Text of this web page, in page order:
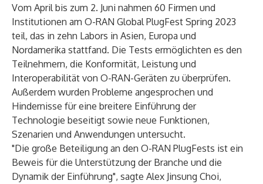
Vom April bis zum 2. Juni nahmen 60 Firmen und
Institutionen am O-RAN Global PlugFest Spring 2023
teil, das in zehn Labors in Asien, Europa und
Nordamerika stattfand. Die Tests ermöglichten es den
Teilnehmern, die Konformität, Leistung und
Interoperabilität von O-RAN-Geräten zu überprüfen.
Außerdem wurden Probleme angesprochen und
Hindernisse für eine breitere Einführung der
Technologie beseitigt sowie neue Funktionen,
Szenarien und Anwendungen untersucht.
"Die große Beteiligung an den O-RAN PlugFests ist ein
Beweis für die Unterstützung der Branche und die
Dynamik der Einführung", sagte Alex Jinsung Choi,